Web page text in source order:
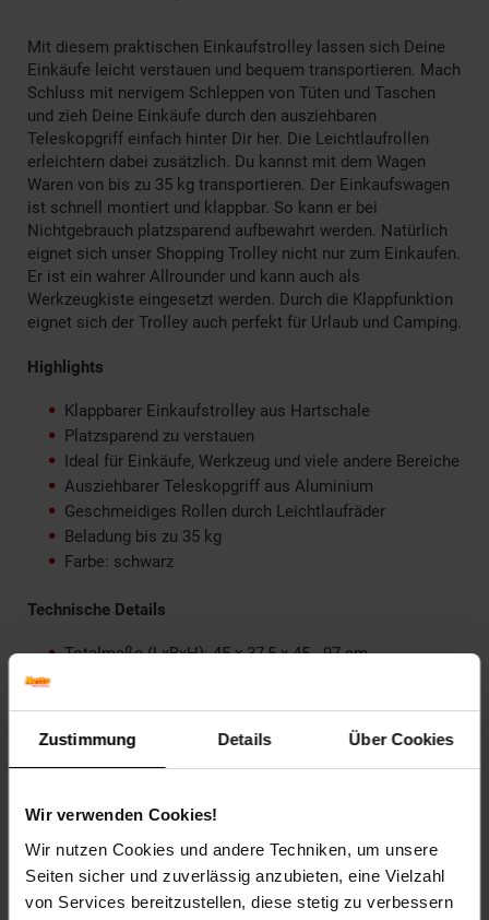
Zustimmung Details Über Cookies
Wir verwenden Cookies!
Wir nutzen Cookies und andere Techniken, um unsere
Seiten sicher und zuverlässig anzubieten, eine Vielzahl
von Services bereitzustellen, diese stetig zu verbessern
Mit diesem praktischen Einkaufstrolley lassen sich Deine
Einkäufe leicht verstauen und bequem transportieren. Mach
Schluss mit nervigem Schleppen von Tüten und Taschen
und zieh Deine Einkäufe durch den ausziehbaren
Teleskopgriff einfach hinter Dir her. Die Leichtlaufrollen
erleichtern dabei zusätzlich. Du kannst mit dem Wagen
Waren von bis zu 35 kg transportieren. Der Einkaufswagen
ist schnell montiert und klappbar. So kann er bei
Nichtgebrauch platzsparend aufbewahrt werden. Natürlich
eignet sich unser Shopping Trolley nicht nur zum Einkaufen.
Er ist ein wahrer Allrounder und kann auch als
Werkzeugkiste eingesetzt werden. Durch die Klappfunktion
eignet sich der Trolley auch perfekt für Urlaub und Camping.
Highlights
Klappbarer Einkaufstrolley aus Hartschale
Platzsparend zu verstauen
Ideal für Einkäufe, Werkzeug und viele andere Bereiche
Ausziehbarer Teleskopgriff aus Aluminium
Geschmeidiges Rollen durch Leichtlaufräder
Beladung bis zu 35 kg
Farbe: schwarz
Technische Details
Totalmaße (LxBxH): 45 x 37,5 x 45 - 97 cm
Gewicht: 2,8 kg
Material: Aluminium, ABS Kunststoff
1 Einkaufstrolley klappbar mit Aluminium
Teleskopgriff
Artikelnummer: 2684380000